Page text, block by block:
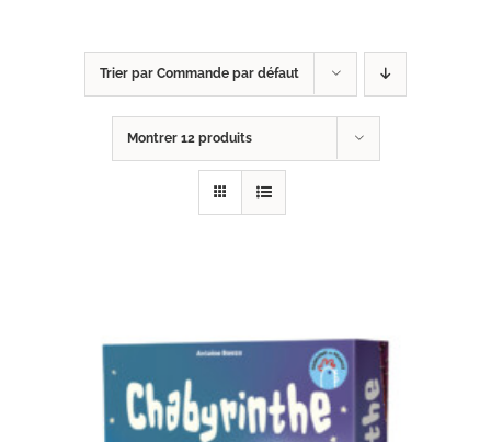
Trier par Commande par défaut
Montrer 12 produits